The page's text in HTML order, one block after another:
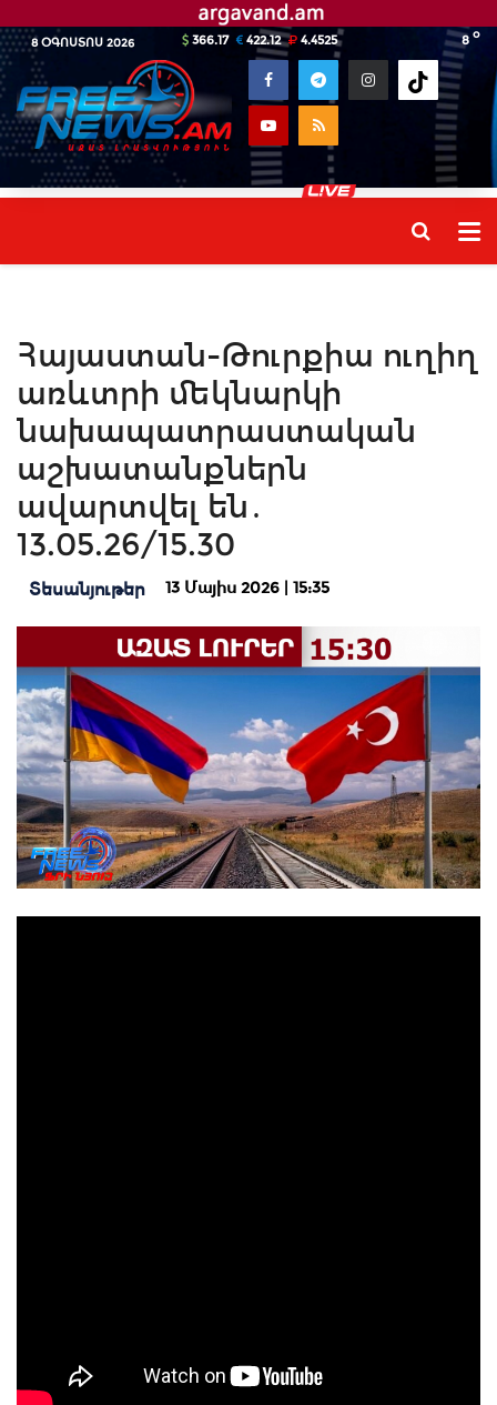
8 ՕԳՈՍՏՈՍ 2026 8 o
366.17 422.12 4.4525
Հայաստան-Թուրքիա ուղիղ
առևտրի մեկնարկի ​​
նախապատրաստական ​​
աշխատանքներն
ավարտվել են․
13.05.26/15.30
Տեսանյութեր 13 Մայիս 2026 | 15:35